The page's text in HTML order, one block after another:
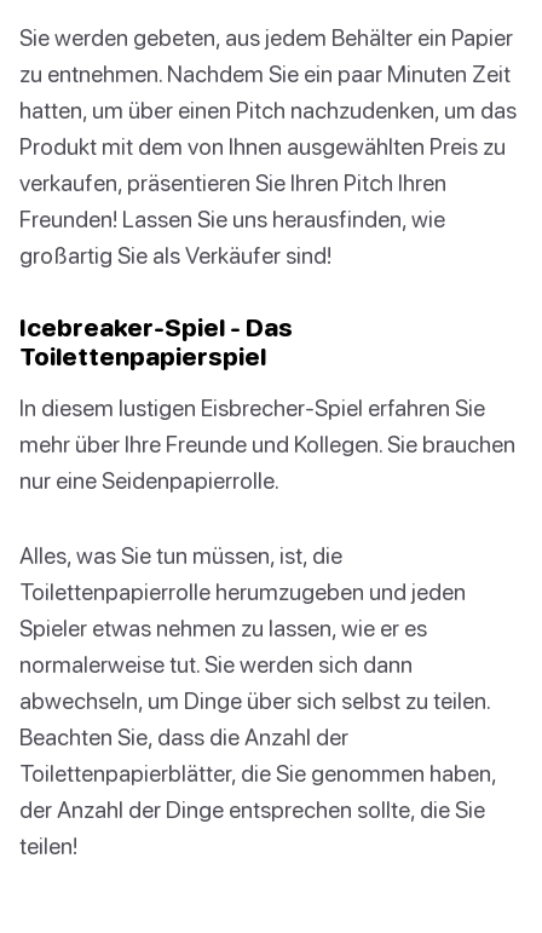
Sie werden gebeten, aus jedem Behälter ein Papier
zu entnehmen. Nachdem Sie ein paar Minuten Zeit
hatten, um über einen Pitch nachzudenken, um das
Produkt mit dem von Ihnen ausgewählten Preis zu
verkaufen, präsentieren Sie Ihren Pitch Ihren
Freunden! Lassen Sie uns herausfinden, wie
großartig Sie als Verkäufer sind!
Icebreaker-Spiel - Das
Toilettenpapierspiel
In diesem lustigen Eisbrecher-Spiel erfahren Sie
mehr über Ihre Freunde und Kollegen. Sie brauchen
nur eine Seidenpapierrolle.
Alles, was Sie tun müssen, ist, die
Toilettenpapierrolle herumzugeben und jeden
Spieler etwas nehmen zu lassen, wie er es
normalerweise tut. Sie werden sich dann
abwechseln, um Dinge über sich selbst zu teilen.
Beachten Sie, dass die Anzahl der
Toilettenpapierblätter, die Sie genommen haben,
der Anzahl der Dinge entsprechen sollte, die Sie
teilen!